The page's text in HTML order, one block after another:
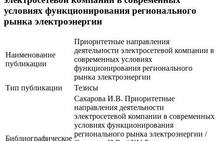
условиях функционирования регионального
рынка электроэнергии
Наименование
публикации
Приоритетные направления
деятельности электросетевой компании в
современных условиях
функционирования регионального
рынка электроэнергии
Тип публикации
Тезисы
Библиографическое
Сахарова И.В. Приоритетные
направления деятельности
электросетевой компании в современных
условиях функционирования
регионального рынка электроэнергии /